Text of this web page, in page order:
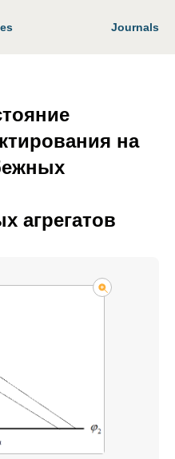
Journals
на
агрегатов